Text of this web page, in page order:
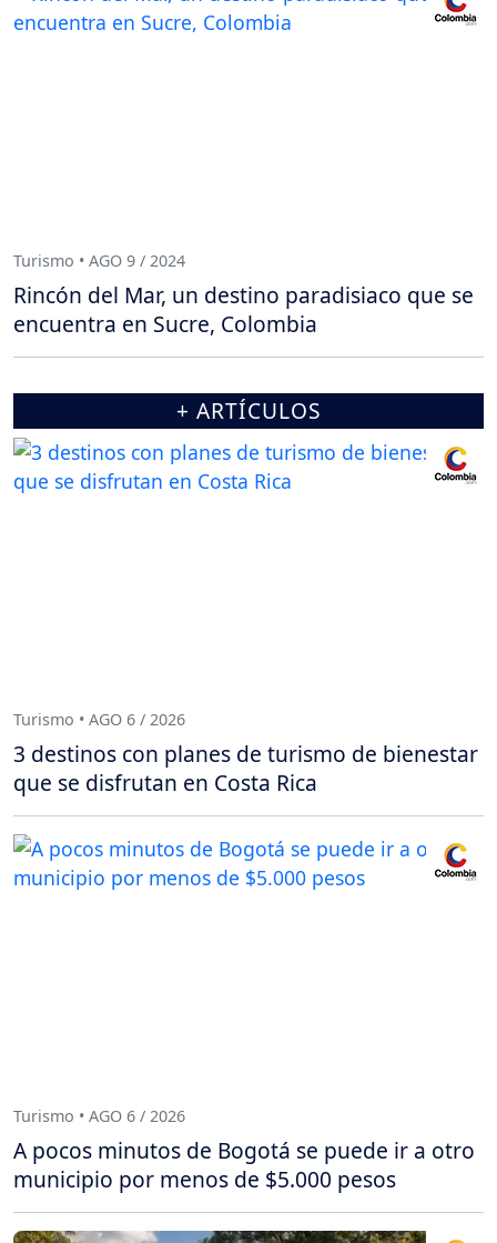
Turismo • AGO 9 / 2024
Rincón del Mar, un destino paradisiaco que se
encuentra en Sucre, Colombia
+ ARTÍCULOS
Turismo • AGO 6 / 2026
3 destinos con planes de turismo de bienestar
que se disfrutan en Costa Rica
Turismo • AGO 6 / 2026
A pocos minutos de Bogotá se puede ir a otro
municipio por menos de $5.000 pesos